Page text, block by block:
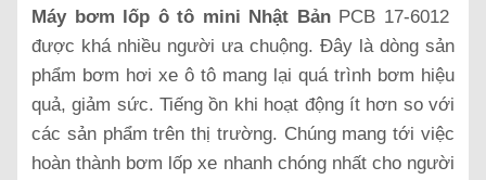
Máy bơm lốp ô tô mini Nhật Bản PCB 17-6012
được khá nhiều người ưa chuộng. Đây là dòng sản
phẩm bơm hơi xe ô tô mang lại quá trình bơm hiệu
quả, giảm sức. Tiếng ồn khi hoạt động ít hơn so với
các sản phẩm trên thị trường. Chúng mang tới việc
hoàn thành bơm lốp xe nhanh chóng nhất cho người